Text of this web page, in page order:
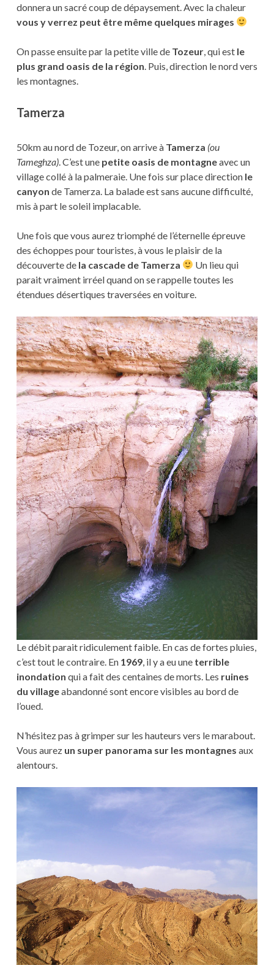
donnera un sacré coup de dépaysement. Avec la chaleur
vous y verrez peut être même quelques mirages
On passe ensuite par la petite ville de Tozeur, qui est le
plus grand oasis de la région . Puis, direction le nord vers
les montagnes.
Tamerza
50km au nord de Tozeur, on arrive à Tamerza (ou
Tameghza). C’est une petite oasis de montagneavec un
village collé à la palmeraie. Une fois sur place direction le
canyon de Tamerza. La balade est sans aucune difficulté,
mis à part le soleil implacable.
Une fois que vous aurez triomphé de l’éternelle épreuve
des échoppes pour touristes, à vous le plaisir de la
découverte de la cascade de Tamerza
Un lieu qui
parait vraiment irréel quand on se rappelle toutes les
étendues désertiques traversées en voiture.
Le débit parait ridiculement faible. En cas de fortes pluies,
c’est tout le contraire. En 1969, il y a eu une terrible
inondation qui a fait des centaines de morts. Les ruines
du villageabandonné sont encore visibles au bord de
l’oued.
N’hésitez pas à grimper sur les hauteurs vers le marabout.
Vous aurez un super panorama sur les montagnes aux
alentours.